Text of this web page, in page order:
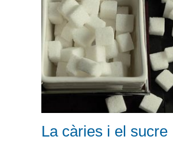
La càries i el
La càries i el sucre